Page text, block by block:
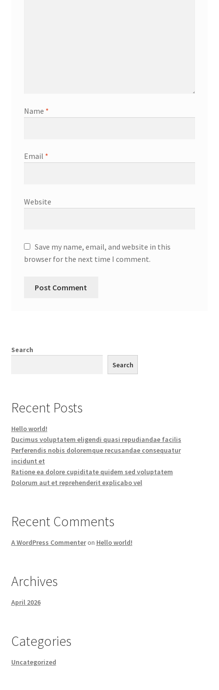
Name *
Email *
Website
Save my name, email, and website in this
browser for the next time I comment.
Search
Search
Recent Posts
Hello world!
Ducimus voluptatem eligendi quasi repudiandae facilis
Perferendis nobis doloremque recusandae consequatur
incidunt et
Ratione ea dolore cupiditate quidem sed voluptatem
Dolorum aut et reprehenderit explicabo vel
Recent Comments
A WordPress Commenteron Hello world!
Archives
April 2026
Categories
Uncategorized